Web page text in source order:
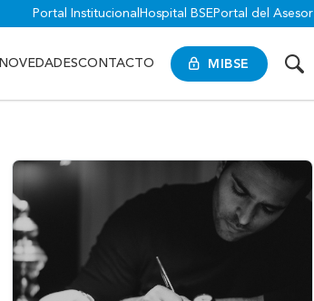
Portal Institucional Hospital BSE Portal del Asesor
MIBSE
NOVEDADESCONTACTO